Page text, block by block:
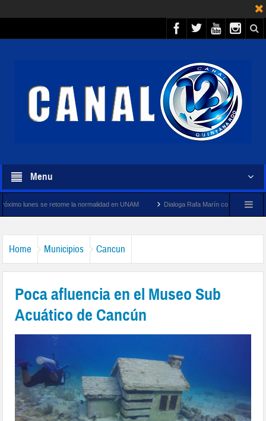
Menu
la normalidad en UNAM Dialoga Rafa Marín con pescadores y
Home Municipios Cancun
Poca afluencia en el Museo Sub
Acuático de Cancún